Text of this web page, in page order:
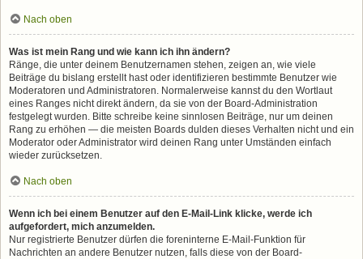
Nach oben
Was ist mein Rang und wie kann ich ihn ändern?
Ränge, die unter deinem Benutzernamen stehen, zeigen an, wie viele
Beiträge du bislang erstellt hast oder identifizieren bestimmte Benutzer wie
Moderatoren und Administratoren. Normalerweise kannst du den Wortlaut
eines Ranges nicht direkt ändern, da sie von der Board-Administration
festgelegt wurden. Bitte schreibe keine sinnlosen Beiträge, nur um deinen
Rang zu erhöhen — die meisten Boards dulden dieses Verhalten nicht und ein
Moderator oder Administrator wird deinen Rang unter Umständen einfach
wieder zurücksetzen.
Nach oben
Wenn ich bei einem Benutzer auf den E-Mail-Link klicke, werde ich
aufgefordert, mich anzumelden.
Nur registrierte Benutzer dürfen die foreninterne E-Mail-Funktion für
Nachrichten an andere Benutzer nutzen, falls diese von der Board-